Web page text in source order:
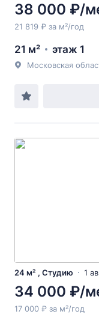
38 000 ₽/
21 819 ₽ за м²/год
21 м² этаж 1
Московская
24 м² , Студию 1
34 000 ₽/
17 000 ₽ за м²/год